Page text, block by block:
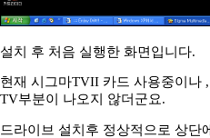
설치 후 처음 실행한 화면입니다.
현재 시그마TVII 카드 사용중이나
TV부분이 나오지 않더군요.
드라이브 설치후 정상적으로 상단